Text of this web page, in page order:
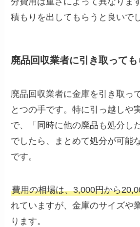
積もりを出してもらうと良いで
廃品回収業者に引き取っても
廃品回収業者に金庫を引き取っ
とつの手です。特に引っ越しや
で、「同時に他の廃品も処分し
でしたら、まとめて処分が可能
です。
費用の相場は、3,000円から
れていますが、金庫のサイズや
ります。